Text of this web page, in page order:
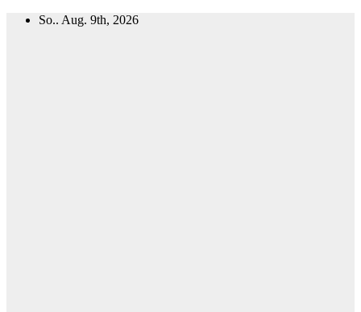
Zum
So.. Aug. 9th, 2026